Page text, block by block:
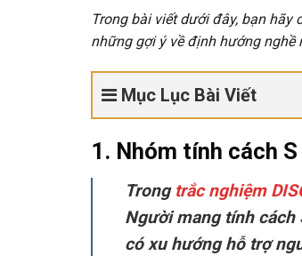
Trong bài viết dưới đây, bạn hãy
những gợi ý về định hướng nghề
Mục Lục Bài Viết
1. Nhóm tính cách
Trong trắc nghiệm
Người mang tính
có xu hướng hỗ trợ